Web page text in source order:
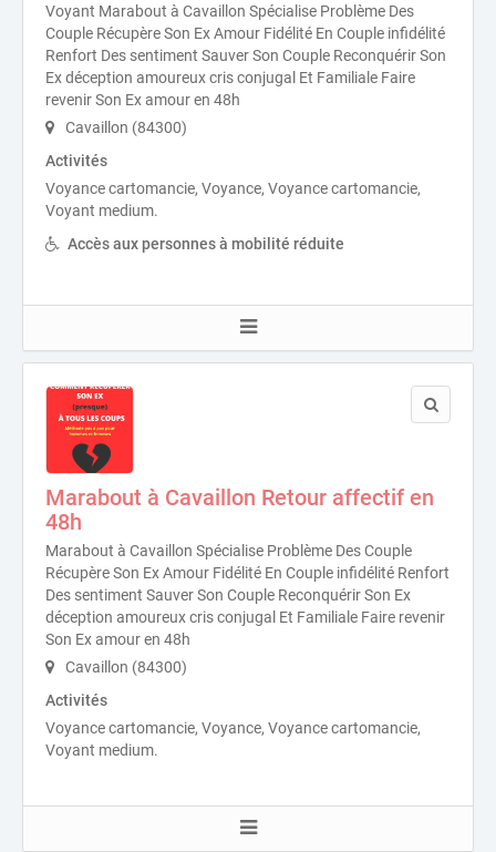
Voyant Marabout à Cavaillon Spécialise Problème Des
Couple Récupère Son Ex Amour Fidélité En Couple infidélité
Renfort Des sentiment Sauver Son Couple Reconquérir Son
Ex déception amoureux cris conjugal Et Familiale Faire
revenir Son Ex amour en 48h
Cavaillon (84300)
Activités
Voyance cartomancie, Voyance, Voyance cartomancie,
Voyant medium.
Accès aux personnes à mobilité réduite
Marabout à Cavaillon Retour affectif en
48h
Marabout à Cavaillon Spécialise Problème Des Couple
Récupère Son Ex Amour Fidélité En Couple infidélité Renfort
Des sentiment Sauver Son Couple Reconquérir Son Ex
déception amoureux cris conjugal Et Familiale Faire revenir
Son Ex amour en 48h
Cavaillon (84300)
Activités
Voyance cartomancie, Voyance, Voyance cartomancie,
Voyant medium.